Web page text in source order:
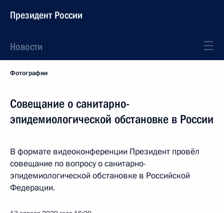
Президент России
Новости
Фотографии
Совещание о санитарно-
эпидемиологической обстановке в России
В формате видеоконференции Президент провёл
совещание по вопросу о санитарно-
эпидемиологической обстановке в Российской
Федерации.